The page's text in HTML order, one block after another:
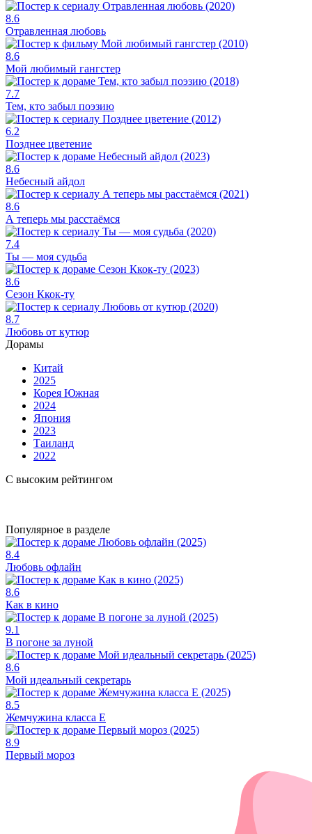
8.6
Отравленная любовь
8.6
Мой любимый гангстер
7.7
Тем, кто забыл поэзию
6.2
Позднее цветение
8.6
Небесный айдол
8.6
А теперь мы расстаёмся
7.4
Ты — моя судьба
8.6
Сезон Ккок-ту
8.7
Любовь от кутюр
Дорамы
Китай
2025
Корея Южная
2024
Япония
2023
Таиланд
2022
С высоким рейтингом
Популярное в разделе
8.4
Любовь офлайн
8.6
Как в кино
9.1
В погоне за луной
8.6
Мой идеальный секретарь
8.5
Жемчужина класса Е
8.9
Первый мороз